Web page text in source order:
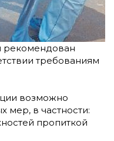
рекомендован
требованиям
возможно
мер, в частности:
пропиткой